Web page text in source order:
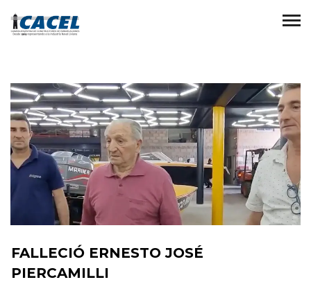
FALLECIÓ ERNESTO JOSÉ
PIERCAMILLI